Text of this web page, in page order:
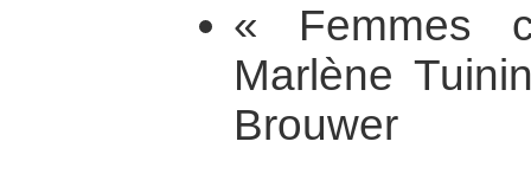
« Femmes
Marlène
Brouwer